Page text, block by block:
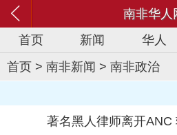
南非华人
首页
新闻 华人
首页 > 南非新闻 > 南非政治
著名黑人律师离开ANC